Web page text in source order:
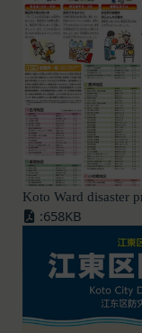
Koto Ward disaster
:658KB
ことがありま
お客様のアク
お客様が、当
に提供した情
る第三者サー
当社は取得・
ービスご利用
報も取得する
外部サービス
外部サービス
外部サービス
携先に開示を
す。
取得した個人
当社は、お客
いいます。
「アカウント
各会員が保有
の総体をいい
「パスワード
登録情報と組
別するために
「提携パート
当社との間で
提携するサー
す。）を提供
す。
第2条（総則
本規約は、会
に関し適用さ